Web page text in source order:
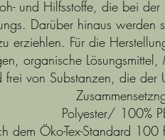
und Hilfsstoffe, die bei
Darüber hinaus werden
erziehlen. Für die
organische
frei von Substanzen, die
Polyester/ 100%
dem Öko-Tex-Standard 100